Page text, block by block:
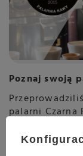
Poznaj swoją
palarni
pracy i czym